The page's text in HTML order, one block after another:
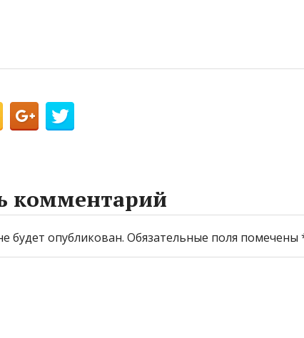
комментарий
будет опубликован. Обязательные поля помечены